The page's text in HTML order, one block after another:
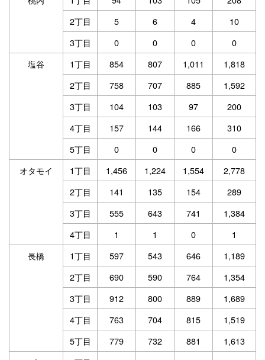
2丁目
5 6 4
10
3丁目
0 0 0
0
塩谷
1丁目 854 807 1,011
1,818
2丁目
758 707 885
1,592
3丁目
104 103 97
200
4丁目
157 144 166
310
5丁目
0 0 0
0
オタモイ
1丁目 1,456 1,224 1,554
2,778
2丁目
141 135 154
289
3丁目
555 643 741
1,384
4丁目
1 1 0
1
長橋
1丁目 597 543 646
1,189
2丁目
690 590 764
1,354
3丁目
912 800 889
1,689
4丁目
763 704 815
1,519
5丁目
779 732 881
1,613